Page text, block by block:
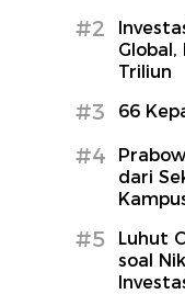
#2
Triliun
#3 66
#4
dari
#5
Luhut
soal